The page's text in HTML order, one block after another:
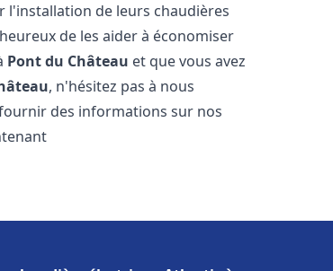
l'installation de leurs chaudières
de les aider à économiser
Pont du Château et que vous avez
, n'hésitez pas à nous
des informations sur nos